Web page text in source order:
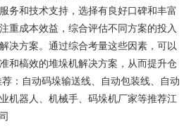
务和技术支持，选择有良好口碑和丰富
重成本效益，综合评估不同方案的投入
决方案。通过综合考量这些因素，可以
和槁效的堆垛机解决方案，从而提升仓
：自动码垛输送线、自动包装线、自动
机器人、机械手、码垛机厂家等推荐江